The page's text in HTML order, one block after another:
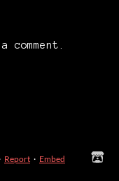
comment.
Report · Embed